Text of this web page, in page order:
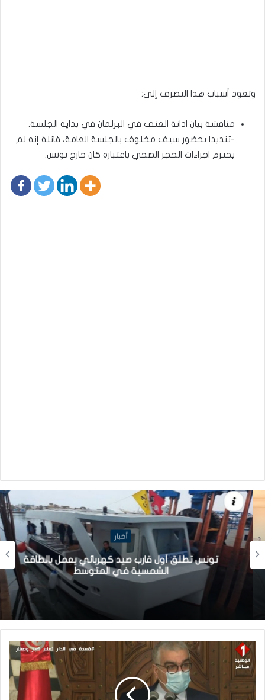
وتعود أسباب هذا التصرف إلى:
مناقشة بيان ادانة العنف في البرلمان في بداية الجلسة.
-تنديدا بحضور سيف مخلوف بالجلسة العامة، فائلة إنه لم
يحترم اجراءات الحجر الصحي باعتباره كان خارج تونس.
تونس تطلق أول قارب صيد كهربائي يعمل بالطاقة
الشمسية في المتوسط